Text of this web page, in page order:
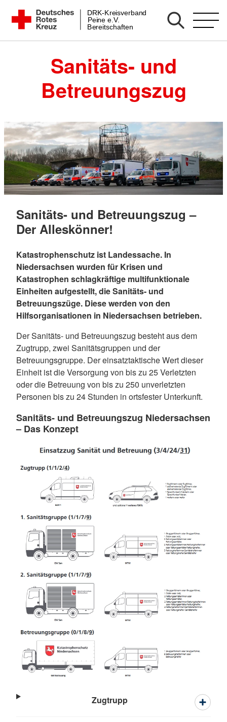
Zum
Inhalt
springen
DRK Bereitschaft Peine
Bereitschaften
Peine e.V.
DRK-Kreisverband
Sanitäts- und
Betreuungszug
Sanitäts- und Betreuungszug –
Der Alleskönner!
Katastrophenschutz ist Landessache. In
Niedersachsen wurden für Krisen und
Katastrophen schlagkräftige multifunktionale
Einheiten aufgestellt, die Sanitäts- und
Betreuungszüge. Diese werden von den
Hilfsorganisationen in Niedersachsen betrieben.
Der Sanitäts- und Betreuungszug besteht aus dem
Zugtrupp, zwei Sanitätsgruppen und der
Betreuungsgruppe. Der einsatztaktische Wert dieser
Einheit ist die Versorgung von bis zu 25 Verletzten
oder die Betreuung von bis zu 250 unverletzten
Personen bis zu 24 Stunden in ortsfester Unterkunft.
Sanitäts- und Betreuungszug Niedersachsen
– Das Konzept
Zugtrupp